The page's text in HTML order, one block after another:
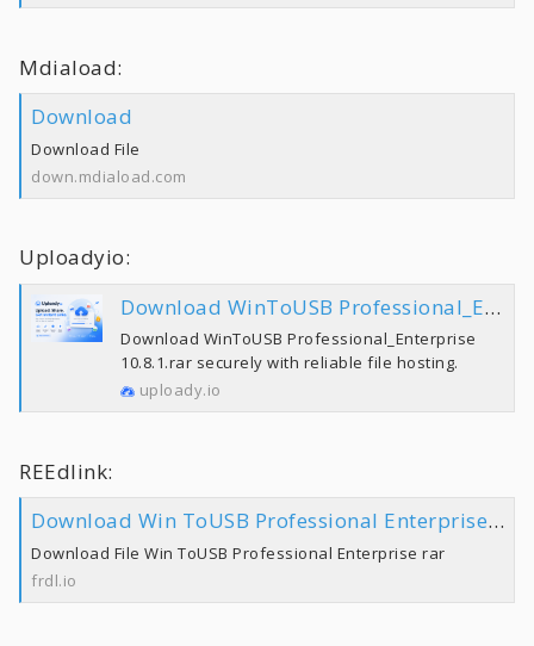
Mdiaload:
Download
Download File
down.mdiaload.com
Uploadyio:
Download WinToUSB Professional_Enterprise 10.8.1.rar | Uploady.io
Download WinToUSB Professional_Enterprise
10.8.1.rar securely with reliable file hosting.
uploady.io
REEdlink:
Download Win ToUSB Professional Enterprise rar
Download File Win ToUSB Professional Enterprise rar
frdl.io